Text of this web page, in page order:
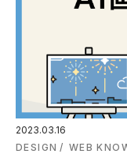
2023.03.16
DESIGN
WEB